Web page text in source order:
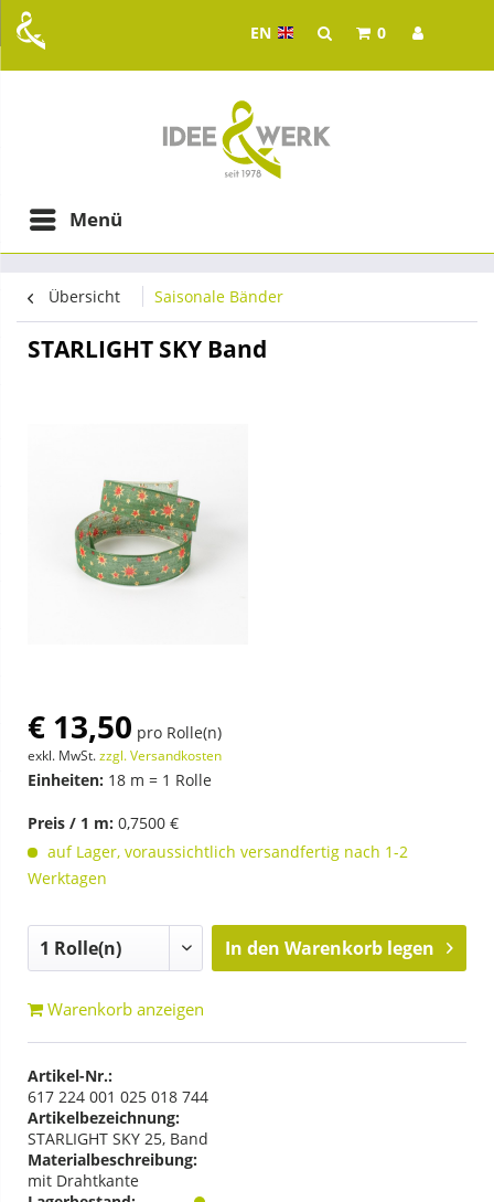
EN Idee & Werk - your
0
Menü
Übersicht Saisonale Bänder
in Graz
STARLIGHT SKY Band
€ 13,50 pro Rolle(n)
exkl. MwSt.zzgl. Versandkosten
Einheiten: 18 m = 1 Rolle
Preis / 1 m: 0,7500 €
auf Lager, voraussichtlich versandfertig nach 1-2
Werktagen
In den Warenkorb legen
Warenkorb anzeigen
Artikel-Nr.:
617 224 001 025 018 744
Artikelbezeichnung:
STARLIGHT SKY 25, Band
Materialbeschreibung:
mit Drahtkante